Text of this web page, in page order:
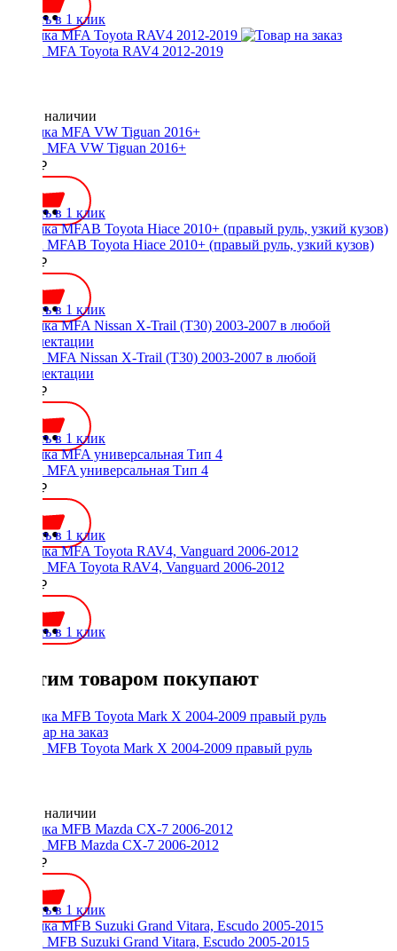
Купить в 1 клик
Рамка MFA Toyota RAV4 2012-2019
Нет в наличии
Рамка MFA VW Tiguan 2016+
2000 ₽
Купить в 1 клик
Рамка MFAB Toyota Hiace 2010+ (правый руль, узкий кузов)
2000 ₽
Купить в 1 клик
Рамка MFA Nissan X-Trail (T30) 2003-2007 в любой
комплектации
4000 ₽
Купить в 1 клик
Рамка MFA универсальная Тип 4
1500 ₽
Купить в 1 клик
Рамка MFA Toyota RAV4, Vanguard 2006-2012
2100 ₽
Купить в 1 клик
С этим товаром покупают
Рамка MFB Toyota Mark X 2004-2009 правый руль
Нет в наличии
Рамка MFB Mazda CX-7 2006-2012
2000 ₽
Купить в 1 клик
Рамка MFB Suzuki Grand Vitara, Escudo 2005-2015